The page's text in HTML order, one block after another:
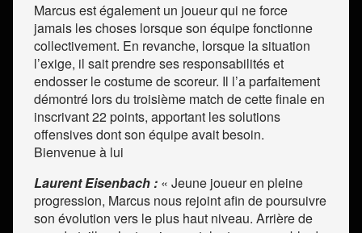
Marcus est également un joueur qui ne force
jamais les choses lorsque son équipe fonctionne
collectivement. En revanche, lorsque la situation
l’exige, il sait prendre ses responsabilités et
endosser le costume de scoreur. Il l’a parfaitement
démontré lors du troisième match de cette finale en
inscrivant 22 points, apportant les solutions
offensives dont son équipe avait besoin.
Bienvenue à lui
Laurent Eisenbach : « Jeune joueur en pleine
progression, Marcus nous rejoint afin de poursuivre
son évolution vers le plus haut niveau. Arrière de